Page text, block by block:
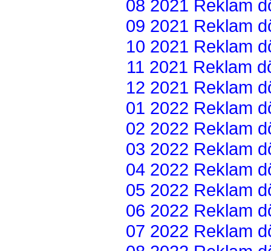
08 2021 Reklam
09 2021 Reklam
10 2021 Reklam
11 2021 Reklam
12 2021 Reklam
01 2022 Reklam
02 2022 Reklam
03 2022 Reklam
04 2022 Reklam
05 2022 Reklam
06 2022 Reklam
07 2022 Reklam